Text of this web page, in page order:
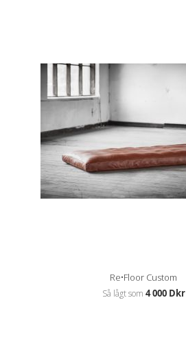
Re•Floor Custom
Så lågt som 4 000 Dkr